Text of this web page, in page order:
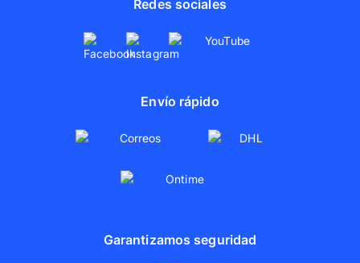
Redes sociales
Envío rápido
Garantizamos seguridad